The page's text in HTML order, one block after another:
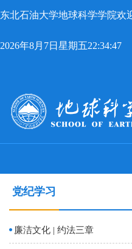
东北石油大学地球科学学院欢
2026年8月7日星期五22:34:47
党纪学习
廉洁文化 | 约法三章